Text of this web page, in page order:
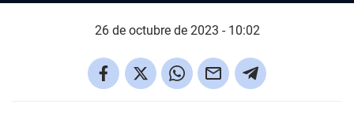
26 de octubre de 2023 - 10:02